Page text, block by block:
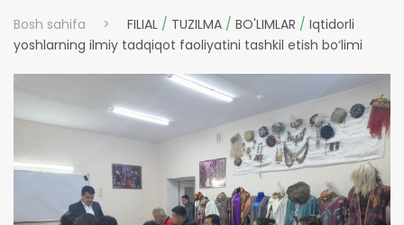
Bosh sahifa > FILIAL / TUZILMA / BO'LIMLAR / Iqtidorli
yoshlarning ilmiy tadqiqot faoliyatini tashkil etish bo‘limi